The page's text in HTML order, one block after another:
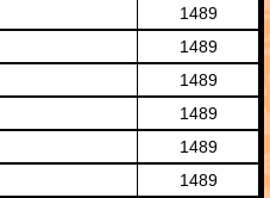
1489
1489
1489
1489
1489
1489